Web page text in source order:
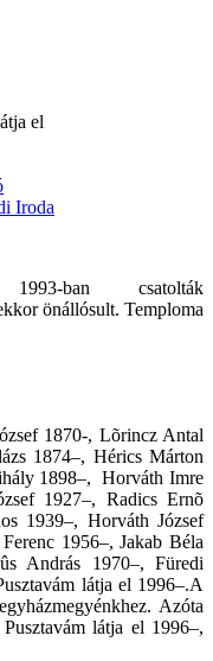
el
Iroda
ban csatolták
önállósult. Temploma
1870-, Lõrincz Antal
1874–, Hérics Márton
1898–, Horváth Imre
1927–, Radics Ernõ
1939–, Horváth József
1956–, Jakab Béla
András 1970–, Füredi
látja el 1996–.A
Azóta
látja el 1996–,